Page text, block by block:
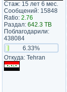
Стаж: 15 лет 6 мес.
Сообщений: 15848
Ratio: 2.76
Раздал: 642.3 TB
Поблагодарили:
438084
6.33%
Откуда: Tehran